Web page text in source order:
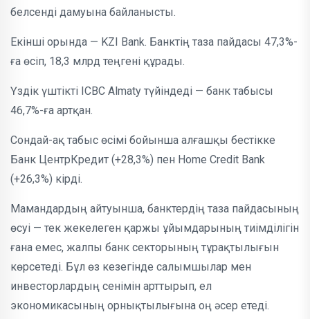
белсенді дамуына байланысты.
Екінші орында — KZI Bank. Банктің таза пайдасы 47,3%-
ға өсіп, 18,3 млрд теңгені құрады.
Үздік үштікті ICBC Almaty түйіндеді — банк табысы
46,7%-ға артқан.
Сондай-ақ табыс өсімі бойынша алғашқы бестікке
Банк ЦентрКредит (+28,3%) пен Home Credit Bank
(+26,3%) кірді.
Мамандардың айтуынша, банктердің таза пайдасының
өсуі — тек жекелеген қаржы ұйымдарының тиімділігін
ғана емес, жалпы банк секторының тұрақтылығын
көрсетеді. Бұл өз кезегінде салымшылар мен
инвесторлардың сенімін арттырып, ел
экономикасының орнықтылығына оң әсер етеді.